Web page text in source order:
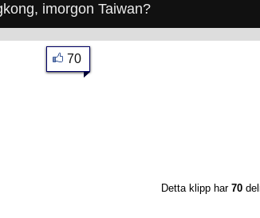
imorgon Taiwan?
70
Detta klipp har 70